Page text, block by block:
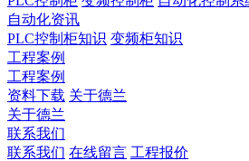
自动化资讯
PLC控制柜知识 变频柜知识
工程案例
工程案例
资料下载 关于德兰
关于德兰
联系我们
联系我们 在线留言 工程报价